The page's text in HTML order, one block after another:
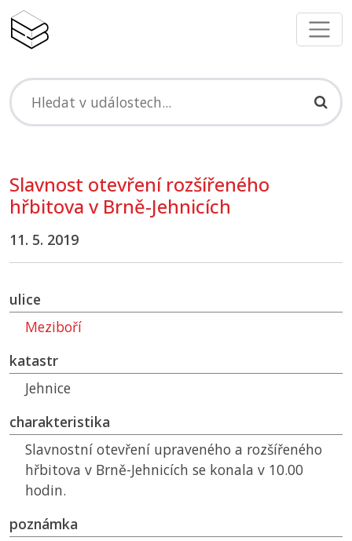
Slavnost otevření rozšířeného
hřbitova v Brně-Jehnicích
11. 5. 2019
ulice
Meziboří
katastr
Jehnice
charakteristika
Slavnostní otevření upraveného a rozšířeného
hřbitova v Brně-Jehnicích se konala v 10.00
hodin.
poznámka